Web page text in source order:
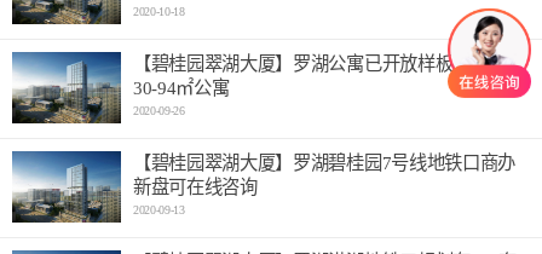
2020-10-18
【碧桂园翠湖大厦】罗湖公寓已开放样板间 主推
30-94㎡公寓
2020-09-26
【碧桂园翠湖大厦】罗湖碧桂园7号线地铁口商办
新盘可在线咨询
2020-09-13